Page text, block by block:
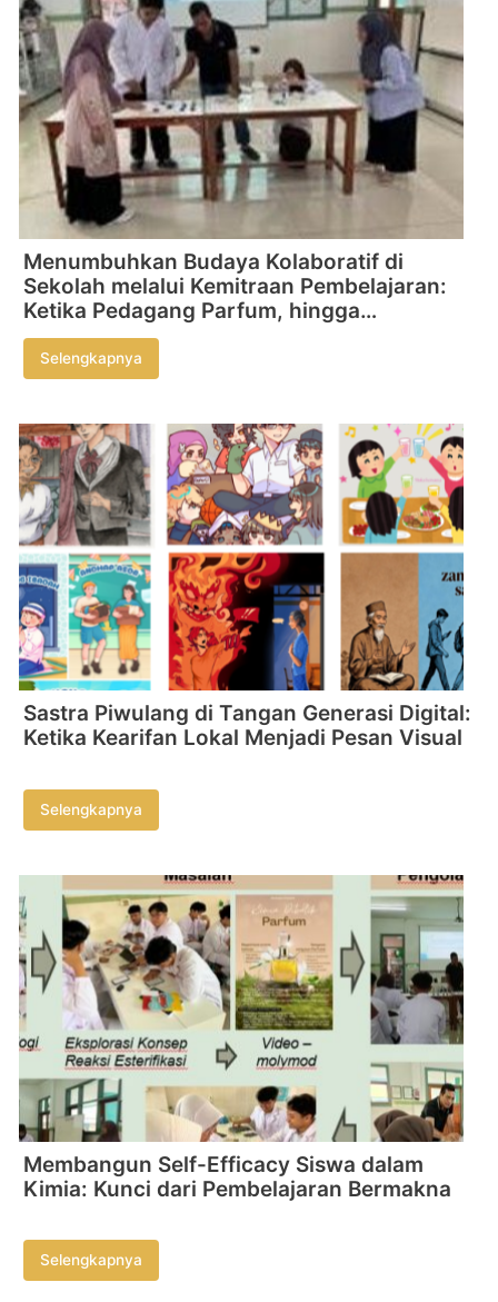
Menumbuhkan Budaya Kolaboratif di
Sekolah melalui Kemitraan Pembelajaran:
Ketika Pedagang Parfum, hingga
Pengusaha Bimbel Masuk ke Kelas
Selengkapnya
Sastra Piwulang di Tangan Generasi Digital:
Ketika Kearifan Lokal Menjadi Pesan Visual
Selengkapnya
Membangun Self-Efficacy Siswa dalam
Kimia: Kunci dari Pembelajaran Bermakna
Selengkapnya